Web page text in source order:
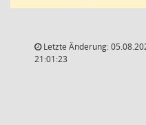
Letzte Änderung:
21:01:23